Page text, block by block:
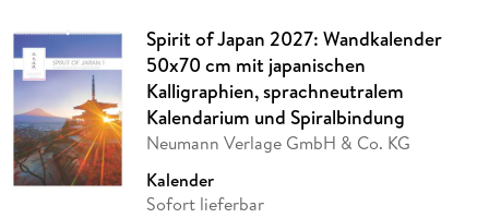
Spirit of Japan 2027: Wandkalender
50x70 cm mit japanischen
Kalligraphien, sprachneutralem
Kalendarium und Spiralbindung
Neumann Verlage GmbH & Co. KG
Kalender
Sofort lieferbar